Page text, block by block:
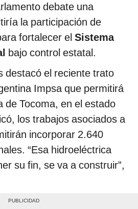
debate una
la participación de
fortalecer el Sistema
bajo control estatal.
destacó el reciente trato
Impsa que permitirá
de Tocoma, en el estado
los trabajos asociados a
incorporar 2.640
“Esa hidroeléctrica
su fin, se va a construir”,